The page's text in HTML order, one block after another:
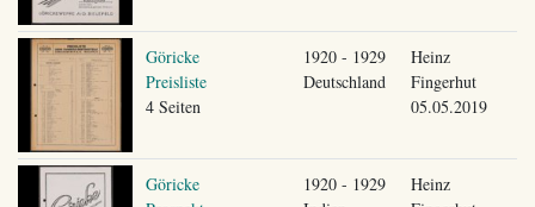
Göricke
Preisliste
4 Seiten
1920 - 1929
Deutschland
Heinz
Fingerhut
05.05.2019
Göricke
1920 - 1929
Heinz